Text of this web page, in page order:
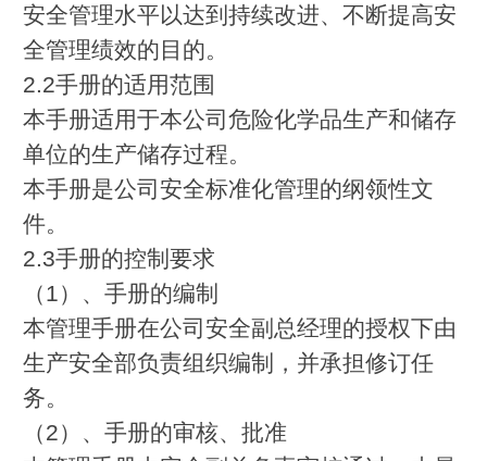
安全管理水平以达到持续改进、不断提高安
全管理绩效的目的。
2.2手册的适用范围
本手册适用于本公司危险化学品生产和储存
单位的生产储存过程。
本手册是公司安全标准化管理的纲领性文
件。
2.3手册的控制要求
（1）、手册的编制
本管理手册在公司安全副总经理的授权下由
生产安全部负责组织编制，并承担修订任
务。
（2）、手册的审核、批准